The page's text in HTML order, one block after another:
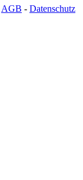
AGB - Datenschutz